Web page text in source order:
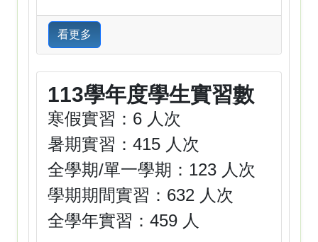
看更多
113學年度學生實習數
寒假實習：6 人次
暑期實習：415 人次
全學期/單一學期：123 人次
學期期間實習：632 人次
全學年實習：459 人